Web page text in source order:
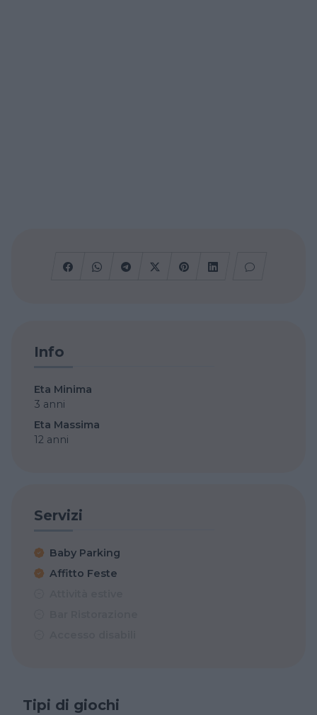
Info
Eta Minima
3 anni
Eta Massima
12 anni
Servizi
Baby Parking
Affitto Feste
Tipi di giochi